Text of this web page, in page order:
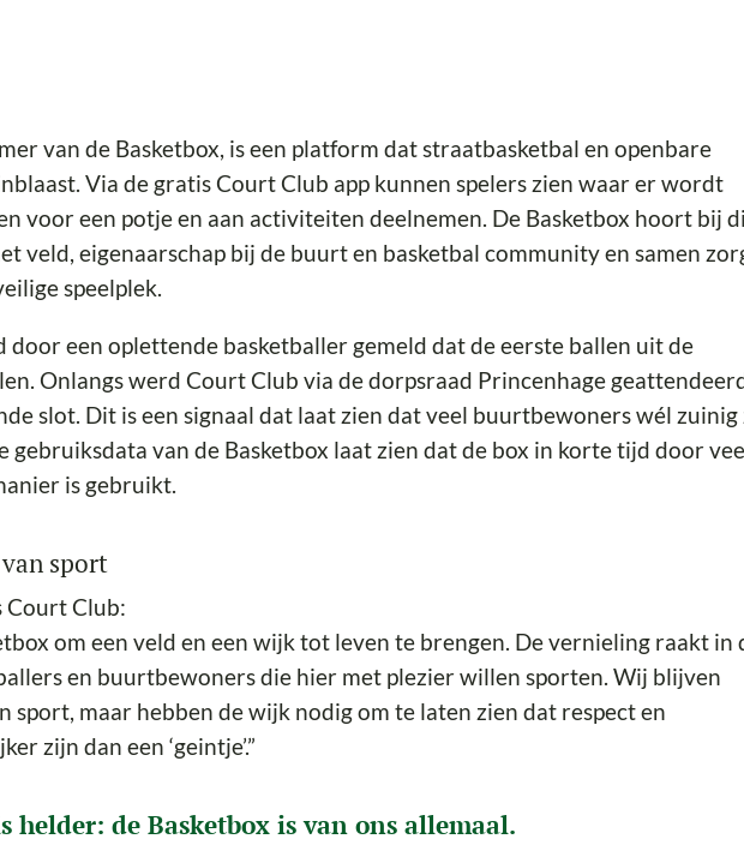
van de Basketbox, is een platform dat straatbasketbal en openbare
Via de gratis Court Club app kunnen spelers zien waar er wordt
voor een potje en aan activiteiten deelnemen. De Basketbox hoort bij
veld, eigenaarschap bij de buurt en basketbal community en samen
speelplek.
door een oplettende basketballer gemeld dat de eerste ballen uit de
Onlangs werd Court Club via de dorpsraad Princenhage
slot. Dit is een signaal dat laat zien dat veel buurtbewoners wél zuinig
gebruiksdata van de Basketbox laat zien dat de box in korte tijd door
is gebruikt.
sport
Court Club:
om een veld en een wijk tot leven te brengen. De vernieling raakt in
en buurtbewoners die hier met plezier willen sporten. Wij blijven
sport, maar hebben de wijk nodig om te laten zien dat respect en
zijn dan een ‘geintje’.”
helder: de Basketbox is van ons allemaal.